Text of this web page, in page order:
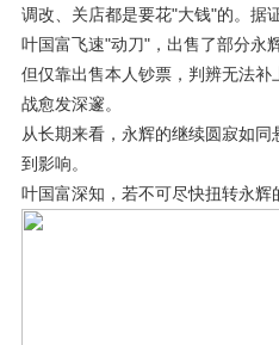
调改、关店都是要花"大钱"的。据
叶国富飞速"动刀"，出售了部分永
但仅靠出售本人钞票，判辨无法
战愈发深邃。
从长期来看，永辉的继续圆寂如
到影响。
叶国富深知，若不可尽快扭转永